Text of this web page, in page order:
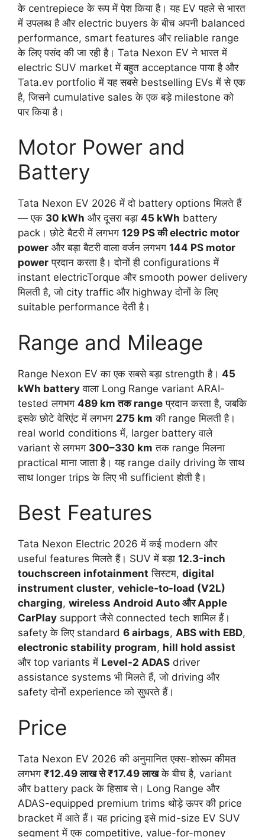
के centrepiece के रूप में पेश किया है। यह EV पहले से भारत
में उपलब्ध है और electric buyers के बीच अपनी balanced
performance, smart features और reliable range
के लिए पसंद की जा रही है। Tata Nexon EV ने भारत में
electric SUV market में बहुत acceptance पाया है और
Tata.ev portfolio में यह सबसे bestselling EVs में से एक
है, जिसने cumulative sales के एक बड़े milestone को
पार किया है।
Motor Power and
Battery
Tata Nexon EV 2026 में दो battery options मिलते हैं
— एक 30 kWh और दूसरा बड़ा 45 kWh battery
pack। छोटे बैटरी में लगभग 129 PS की electric motor
power और बड़ा बैटरी वाला वर्जन लगभग 144 PS motor
power प्रदान करता है। दोनों ही configurations में
instant electricTorque और smooth power delivery
मिलती है, जो city traffic और highway दोनों के लिए
suitable performance देती है।
Range and Mileage
Range Nexon EV का एक सबसे बड़ा strength है। 45
kWh battery वाला Long Range variant ARAI-
tested लगभग 489 km तक range प्रदान करता है, जबकि
इसके छोटे वेरिएंट में लगभग 275 km की range मिलती है।
real world conditions में, larger battery वाले
variant से लगभग 300–330 km तक range मिलना
practical माना जाता है। यह range daily driving के साथ
साथ longer trips के लिए भी sufficient होती है।
Best Features
Tata Nexon Electric 2026 में कई modern और
useful features मिलते हैं। SUV में बड़ा 12.3-inch
touchscreen infotainment सिस्टम, digital
instrument cluster, vehicle-to-load (V2L)
charging, wireless Android Auto और Apple
CarPlay support जैसे connected tech शामिल हैं।
safety के लिए standard 6 airbags, ABS with EBD,
electronic stability program, hill hold assist
और top variants में Level-2 ADAS driver
assistance systems भी मिलते हैं, जो driving और
safety दोनों experience को सुधरते हैं।
Price
Tata Nexon EV 2026 की अनुमानित एक्स-शोरूम कीमत
लगभग ₹12.49 लाख से ₹17.49 लाखके बीच है, variant
और battery pack के हिसाब से। Long Range और
ADAS-equipped premium trims थोड़े ऊपर की price
bracket में आते हैं। यह pricing इसे mid-size EV SUV
segment में एक competitive, value-for-money